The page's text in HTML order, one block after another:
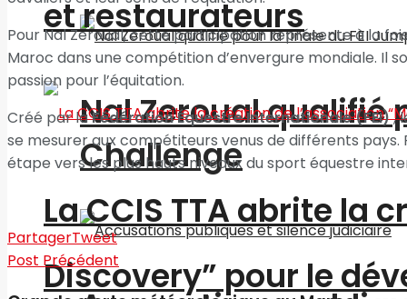
Nal Zeroual qualifié
Challenge
et restaurateurs
La CCIS TTA abrite la
Discovery” pour le
Pour Nal Zeroual, cette participation représente à la
Maroc dans une compétition d’envergure mondiale. Il
passion pour l’équitation.
Créé par laFédération Équestre Internationale (FEI),
se mesurer aux compétiteurs venus de différents
étape vers les plus hauts niveaux du sport équestre
PartagerTweet
Post Précédent